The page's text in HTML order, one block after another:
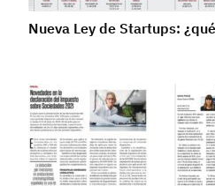
Nueva Ley de Startups: